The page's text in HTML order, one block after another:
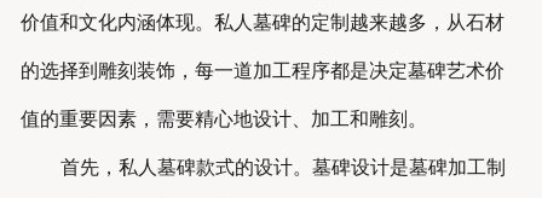
产品应用
工程案例
价值和文化内涵体现。私人墓碑的定制越来越多，从石材
的选择到雕刻装饰，每一道加工程序都是决定墓碑艺术价
值的重要因素，需要精心地设计、加工和雕刻。
首先，私人墓碑款式的设计。墓碑设计是墓碑加工制